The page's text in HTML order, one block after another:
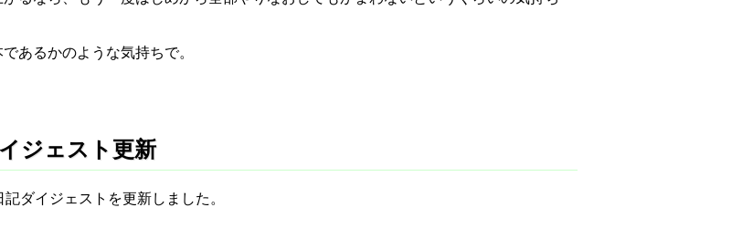
あるかのような気持ちで。
ジェスト更新
ダイジェストを更新しました。